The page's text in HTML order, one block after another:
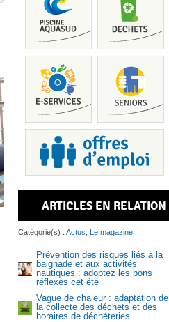
ARTICLES EN RELATION
Catégorie(s) : Actus Le magazine
Prévention des risques liés à la
baignade et aux activités
nautiques : adoptez les bons
réflexes cet été
Vague de chaleur : adaptation de
la collecte des déchets et des
horaires de déchéteries.